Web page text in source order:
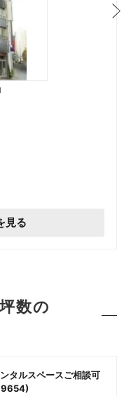
見る
数の
タルスペースご相談可